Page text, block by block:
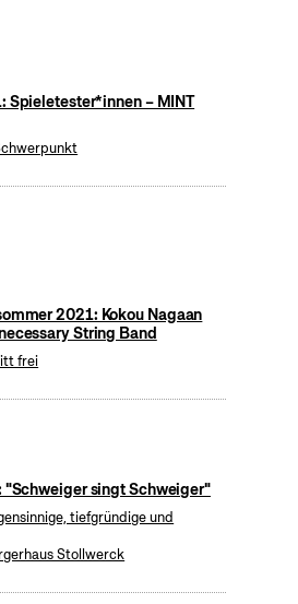
Spieletester*innen – MINT
2021: Kokou Nagaan
String Band
frei
"Schweiger singt Schweiger"
tiefgründige und
Stollwerck